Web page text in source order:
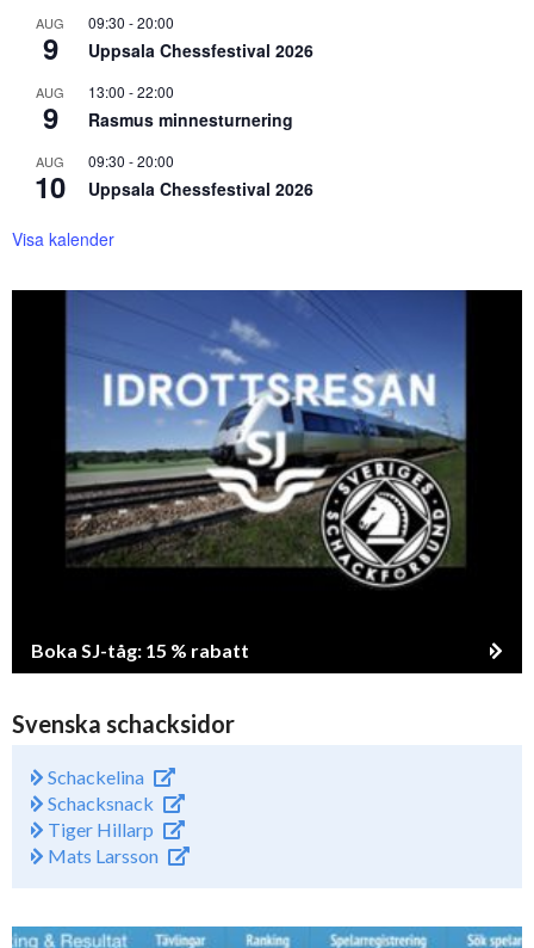
AUG
9
09:30 -20:00
Uppsala Chessfestival 2026
AUG
9
13:00 -22:00
Rasmus minnesturnering
AUG
10
09:30 -20:00
Uppsala Chessfestival 2026
Visa kalender
Boka SJ-tåg: 15 % rabatt
Svenska schacksidor
Schackelina
Schacksnack
Tiger Hillarp
Mats Larsson